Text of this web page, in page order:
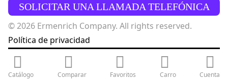
Catálogo Comparar Favoritos Carro Cuenta
SOLICITAR UNA LLAMADA TELEFÓNICA
© 2026 Ermenrich Company. All rights reserved.
Política de privacidad